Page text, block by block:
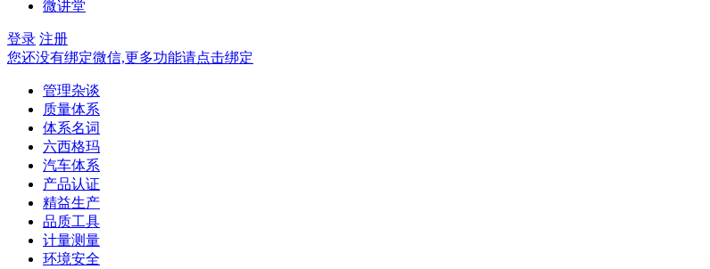
微讲堂
登录 注册
您还没有绑定微信,更多功能请点击绑定
管理杂谈
质量体系
体系名词
六西格玛
汽车体系
产品认证
精益生产
品质工具
计量测量
环境安全